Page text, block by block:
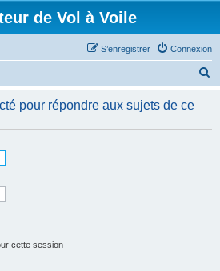
de Vol à Voile
Connexion
S’enregistrer
h
pour répondre aux sujets de ce
cette session